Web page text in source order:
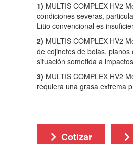
1) MULTIS COMPLEX HV2
condiciones severas,
Litio convencional es
2) MULTIS COMPLEX HV2
de cojinetes de bolas,
situación sometida a
3) MULTIS COMPLEX HV2
requiera una grasa extrema
Cotizar